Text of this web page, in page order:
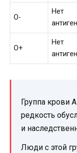
O-
Нет
O+
Нет
Группа крови
редкость
и
Люди с этой